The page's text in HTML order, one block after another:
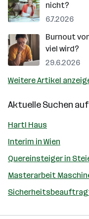
nicht?
6.7.2026
Burnout
viel wird?
29.6.2026
Weitere Artikel
Aktuelle Suchen auf
Hartl Haus
Interim in Wien
Quereinsteiger in
Masterarbeit